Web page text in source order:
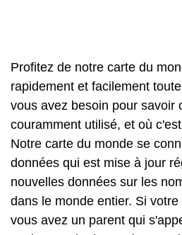
Profitez de notre carte du
rapidement et facilement
vous avez besoin pour savoir
couramment utilisé, et où
Notre carte du monde se
données qui est mise à jour
nouvelles données sur les
dans le monde entier. Si
vous avez un parent qui